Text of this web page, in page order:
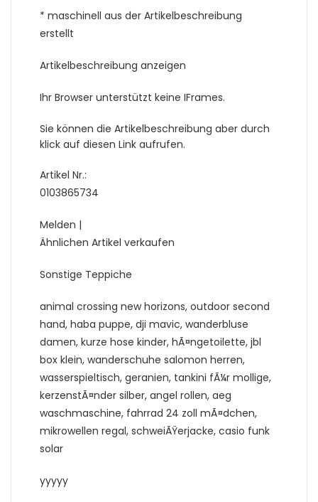
* maschinell aus der Artikelbeschreibung
erstellt
Artikelbeschreibung anzeigen
Ihr Browser unterstützt keine IFrames.
Sie können die Artikelbeschreibung aber durch
klick auf diesen Link aufrufen.
Artikel Nr.:
0103865734
Melden |
Ähnlichen Artikel verkaufen
Sonstige Teppiche
animal crossing new horizons, outdoor second
hand, haba puppe, dji mavic, wanderbluse
damen, kurze hose kinder, hÃ¤ngetoilette, jbl
box klein, wanderschuhe salomon herren,
wasserspieltisch, geranien, tankini fÃ¼r mollige,
kerzenstÃ¤nder silber, angel rollen, aeg
waschmaschine, fahrrad 24 zoll mÃ¤dchen,
mikrowellen regal, schweiÃŸerjacke, casio funk
solar
yyyyy